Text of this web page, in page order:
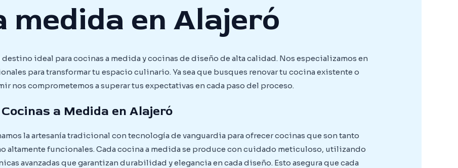
medida en Alajeró
ideal para cocinas a medida y cocinas de diseño de alta calidad. Nos especializamos en
para transformar tu espacio culinario. Ya sea que busques renovar tu cocina existente o
nos comprometemos a superar tus expectativas en cada paso del proceso.
a Medida en Alajeró
la artesanía tradicional con tecnología de vanguardia para ofrecer cocinas que son tanto
altamente funcionales. Cada cocina a medida se produce con cuidado meticuloso, utilizando
avanzadas que garantizan durabilidad y elegancia en cada diseño. Esto asegura que cada